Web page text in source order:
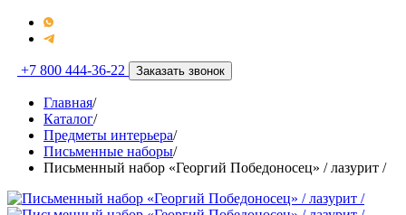
+7 800 444-36-22 Заказать звонок
Главная/
Каталог/
Предметы интерьера/
Письменные наборы/
Письменный набор «Георгий Победоносец» / лазурит /